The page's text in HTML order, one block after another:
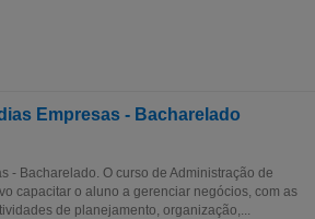
Empresas - Bacharelado
- Bacharelado. O curso de Administração de
capacitar o aluno a gerenciar negócios, com as
de planejamento, organização,...